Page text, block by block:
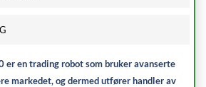
en trading robot som bruker avanserte
markedet, og dermed utfører handler av